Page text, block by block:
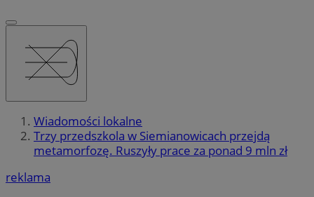
Wiadomości lokalne
Trzy przedszkola w Siemianowicach przejdą
metamorfozę. Ruszyły prace za ponad 9 mln zł
reklama